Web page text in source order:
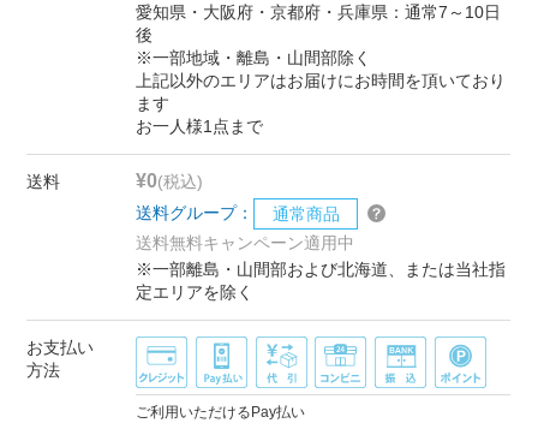
愛知県・大阪府・京都府・兵庫県：通常7～10日
後
※一部地域・離島・山間部除く
上記以外のエリアはお届けにお時間を頂いており
ます
お一人様1点まで
送料 ¥0(税込)
送料グループ：
通常商品
送料無料キャンペーン適用中
※一部離島・山間部および北海道、または当社指
定エリアを除く
お支払い
方法
ご利用いただけるPay払い